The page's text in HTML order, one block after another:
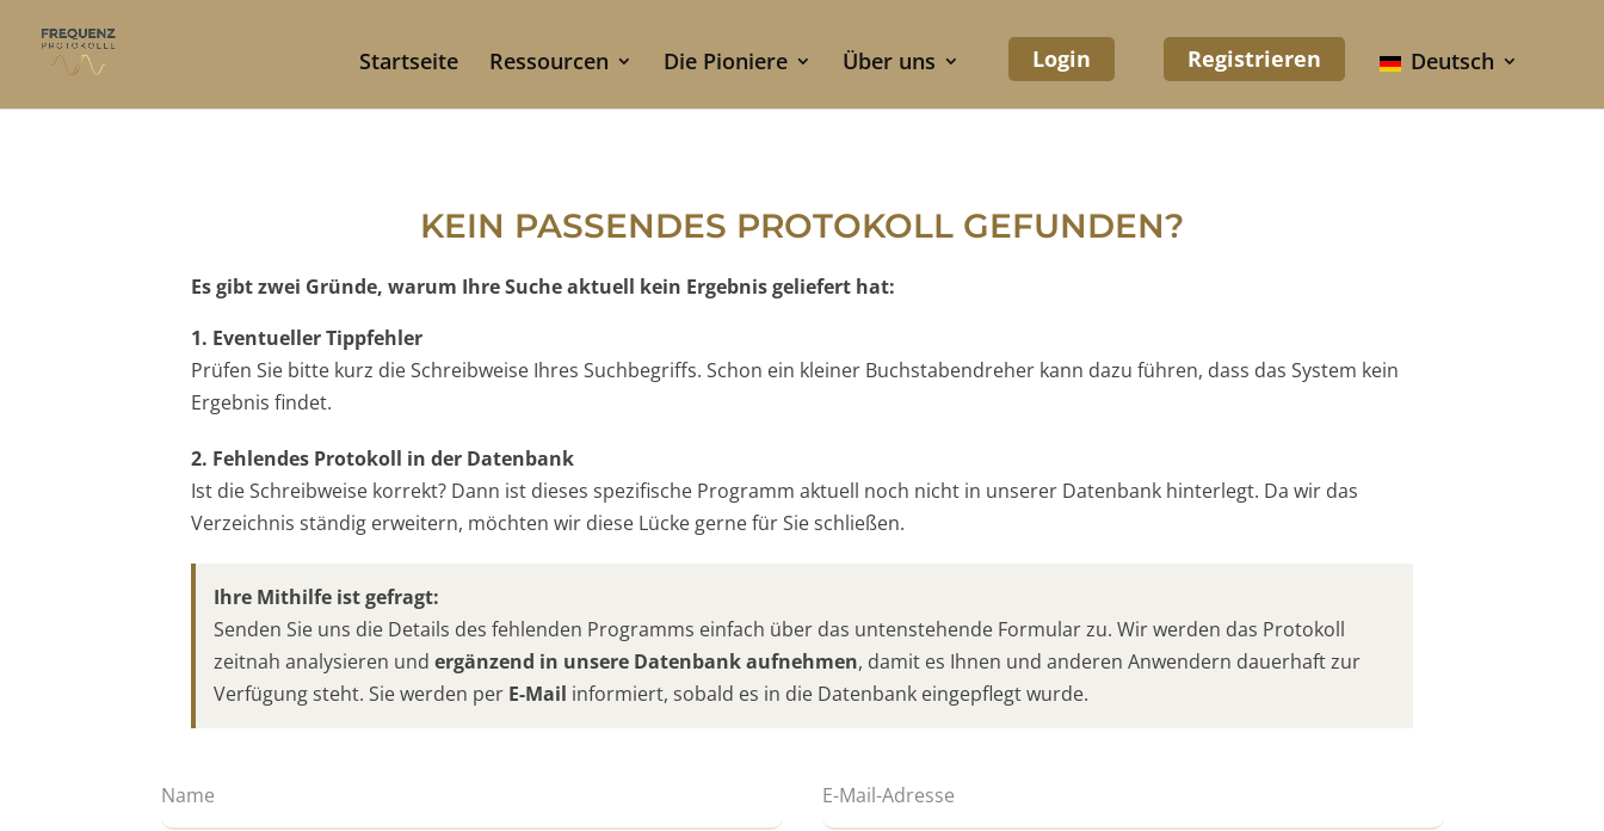
Startseite Ressourcen Die Pioniere Über uns Login Registrieren Deutsch
KEIN PASSENDES PROTOKOLL GEFUNDEN?
Es gibt zwei Gründe, warum Ihre Suche aktuell kein Ergebnis geliefert hat:
1. Eventueller Tippfehler
Prüfen Sie bitte kurz die Schreibweise Ihres Suchbegriffs. Schon ein kleiner Buchstabendreher kann dazu führen, dass das System kein
Ergebnis findet.
2. Fehlendes Protokoll in der Datenbank
Ist die Schreibweise korrekt? Dann ist dieses spezifische Programm aktuell noch nicht in unserer Datenbank hinterlegt. Da wir das
Verzeichnis ständig erweitern, möchten wir diese Lücke gerne für Sie schließen.
Ihre Mithilfe ist gefragt:
Senden Sie uns die Details des fehlenden Programms einfach über das untenstehende Formular zu. Wir werden das Protokoll
zeitnah analysieren und ergänzend in unsere Datenbank aufnehmen, damit es Ihnen und anderen Anwendern dauerhaft zur
Verfügung steht. Sie werden per E-Mail informiert, sobald es in die Datenbank eingepflegt wurde.